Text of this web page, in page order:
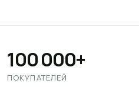
100 000+
ПОКУПАТЕЛЕЙ